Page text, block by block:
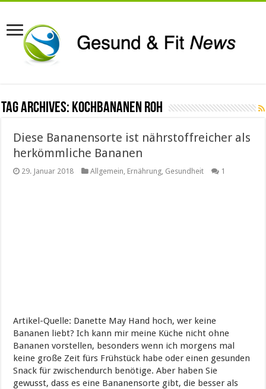
Tag Archives: Kochbananen roh
Diese Bananensorte ist nährstoffreicher als
herkömmliche Bananen
29. Januar 2018 Allgemein Ernährung Gesundheit 1
Artikel-Quelle: Danette May Hand hoch, wer keine
Bananen liebt? Ich kann mir meine Küche nicht ohne
Bananen vorstellen, besonders wenn ich morgens mal
keine große Zeit fürs Frühstück habe oder einen gesunden
Snack für zwischendurch benötige. Aber haben Sie
gewusst, dass es eine Bananensorte gibt, die besser als